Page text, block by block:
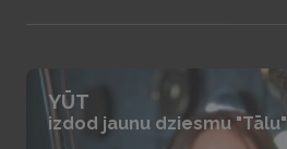
YŪT
izdod jaunu dziesmu "Tālu"